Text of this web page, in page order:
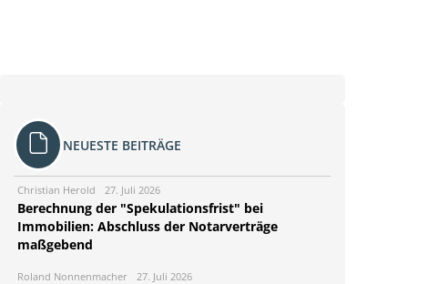
NEUESTE BEITRÄGE
Christian Herold 27. Juli 2026
Berechnung der "Spekulationsfrist" bei
Immobilien: Abschluss der Notarverträge
maßgebend
Roland Nonnenmacher 27. Juli 2026